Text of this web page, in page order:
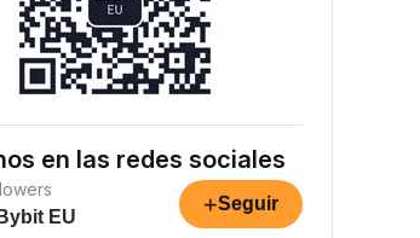
en las redes sociales
EU
+Seguir